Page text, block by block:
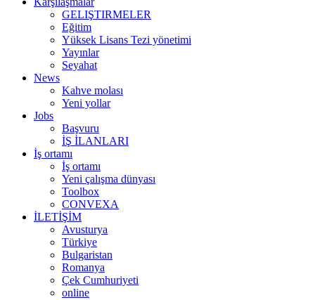
GELIŞTIRMELER
Eğitim
Yüksek Lisans Tezi yönetimi
Yayınlar
Seyahat
News
Kahve molası
Yeni yollar
Jobs
Başvuru
İŞ İLANLARI
İş ortamı
İş ortamı
Yeni çalışma dünyası
Toolbox
CONVEXA
İLETİŞİM
Avusturya
Türkiye
Bulgaristan
Romanya
Çek Cumhuriyeti
online